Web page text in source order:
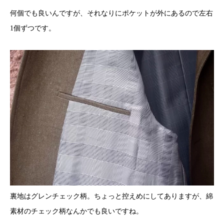
何個でも良いんですが、それなりにポケットが外にあるので左右
1個ずつです。
裏地はグレンチェック柄。ちょっと控えめにしてありますが、綿
素材のチェック柄なんかでも良いですね。